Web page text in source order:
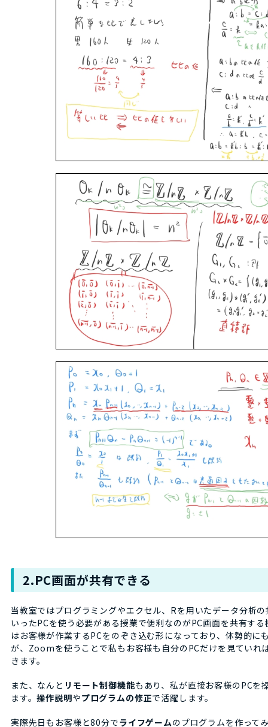
2.PC画面が共有できる
当教室ではプログラミングやエクセル、Rを用いたデータ分析
いったPCを使う必要がある授業で便利なのがPC画面を共有す
はお客様が作業するPCをのぞき込む形になっており、体勢的に
が、Zoomを使うことで私もお客様も自分のPCだけを見ていれ
きます。
また、なんと リモート制御機能もあり、私が直接お客様のPCを
ます。操作説明やプログラムの修正で活躍します。
実際先日もお客様と80分でライフゲームのプログラムを作って